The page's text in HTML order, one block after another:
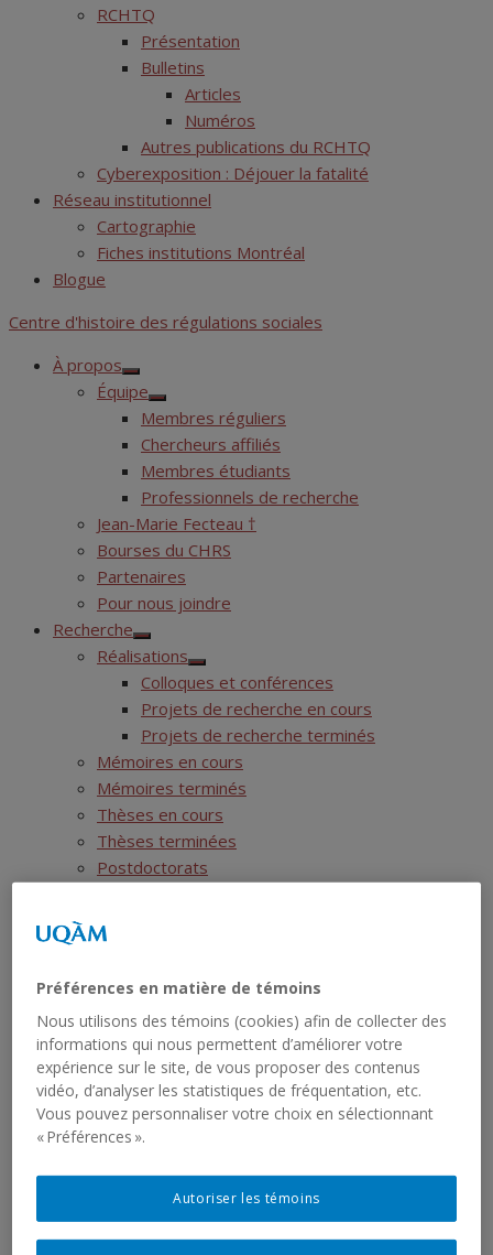
RCHTQ
Présentation
Bulletins
Articles
Numéros
Autres publications du RCHTQ
Cyberexposition : Déjouer la fatalité
Réseau institutionnel
Cartographie
Fiches institutions Montréal
Blogue
Centre d'histoire des régulations sociales
À propos
Show
sub
menu
Équipe
Show
sub
menu
Membres réguliers
Chercheurs affiliés
Membres étudiants
Professionnels de recherche
Jean-Marie Fecteau †
Bourses du CHRS
Partenaires
Pour nous joindre
Recherche
Show
sub
menu
Réalisations
Show
sub
menu
Colloques et conférences
Projets de recherche en cours
Projets de recherche terminés
Mémoires en cours
Mémoires terminés
Thèses en cours
Thèses terminées
Postdoctorats
Ressources
SIRS
Liste des rapports sériels
RCHTQ
Show
menu
Présentation
Bulletins
Show
sub
Articles
Show
sub
Cartographie
Préférences en matière de témoins
Nous utilisons des témoins (cookies) afin de collecter des
informations qui nous permettent d’améliorer votre
expérience sur le site, de vous proposer des contenus
vidéo, d’analyser les statistiques de fréquentation, etc.
Vous pouvez personnaliser votre choix en sélectionnant
« Préférences ».
Autoriser les témoins